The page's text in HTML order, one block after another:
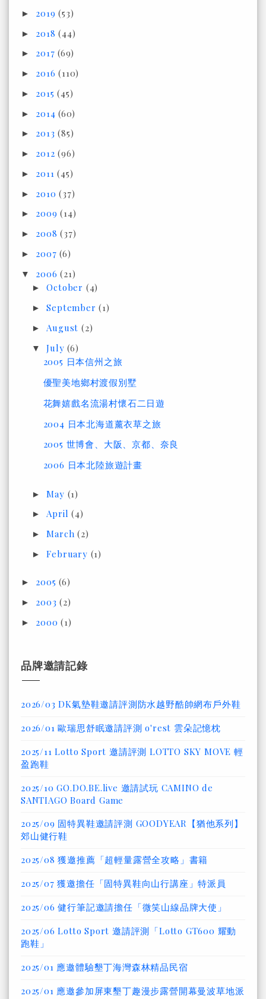
► 2019(53)
► 2018(44)
► 2017(69)
► 2016(110)
► 2015(45)
► 2014(60)
► 2013(85)
► 2012(96)
► 2011(45)
► 2010(37)
► 2009(14)
► 2008(37)
► 2007(6)
▼ 2006(21)
►October (4)
►September(1)
► August(2)
▼July(6)
2005 日本信州之旅
優聖美地鄉村渡假別墅
花舞嬉戲名流湯村懷石二日遊
2004 日本北海道薰衣草之旅
2005 世博會、大阪、京都、奈良
2006 日本北陸旅遊計畫
►May (1)
► April(4)
►March(2)
►February (1)
► 2005(6)
► 2003(2)
► 2000(1)
品牌邀請記錄
2026/03 DK氣墊鞋邀請評測防水越野酷帥網布戶外鞋
2026/01 歐瑞思舒眠邀請評測 o'rest 雲朵記憶枕
2025/11 Lotto Sport 邀請評測 LOTTO SKY MOVE 輕
盈跑鞋
2025/10 GO.DO.BE.live 邀請試玩 CAMINO de
SANTIAGO Board Game
2025/09 固特異鞋邀請評測 GOODYEAR【猶他系列】
郊山健行鞋
2025/08 獲邀推薦「超輕量露營全攻略」書籍
2025/07 獲邀擔任「固特異鞋向山行講座」特派員
2025/06 健行筆記邀請擔任「微笑山線品牌大使」
2025/06 Lotto Sport 邀請評測「Lotto GT600 耀動
跑鞋」
2025/01 應邀體驗墾丁海灣森林精品民宿
2025/01 應邀參加屏東墾丁趣漫步露營開幕曼波草地派